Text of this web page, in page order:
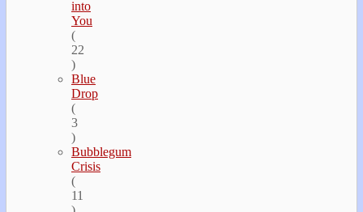
into
You
(
22
)
Blue
Drop
(
3
)
Bubblegum
Crisis
(
11